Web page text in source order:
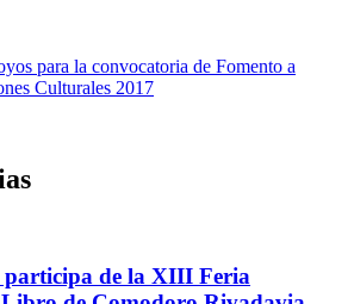
para la convocatoria de Fomento a
Culturales 2017
de la XIII Feria